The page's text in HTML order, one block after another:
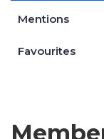
Mentions
Favourites